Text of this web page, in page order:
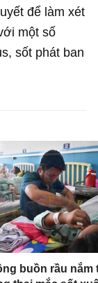
để làm xét
một số
sốt phát ban
buồn rầu nắm